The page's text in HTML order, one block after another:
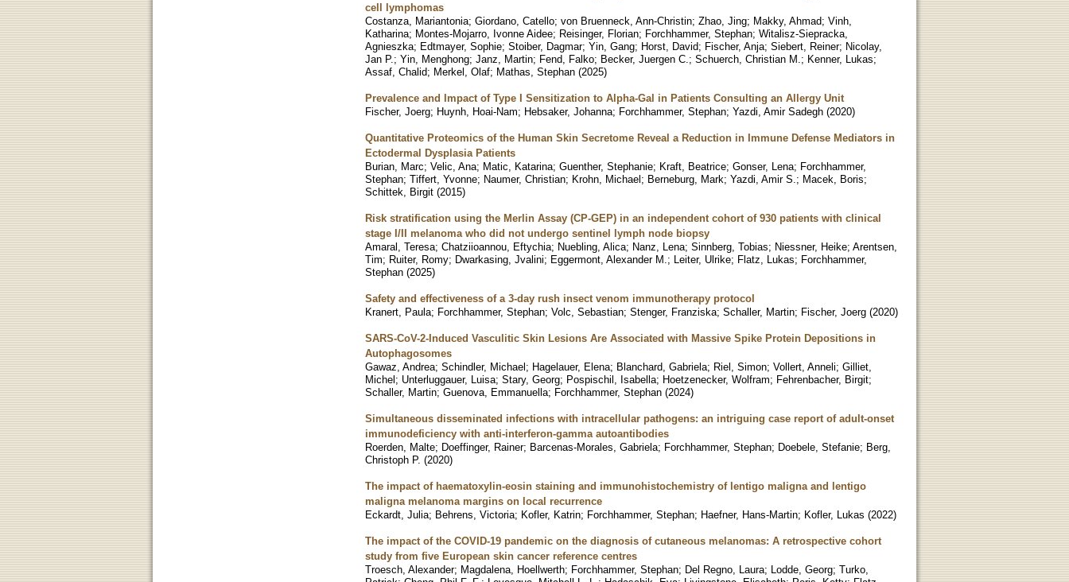
cell lymphomas
Costanza, Mariantonia; Giordano, Catello; von Bruenneck, Ann-Christin; Zhao, Jing; Makky, Ahmad; Vinh,
Katharina; Montes-Mojarro, Ivonne Aidee; Reisinger, Florian; Forchhammer, Stephan; Witalisz-Siepracka,
Agnieszka; Edtmayer, Sophie; Stoiber, Dagmar; Yin, Gang; Horst, David; Fischer, Anja; Siebert, Reiner; Nicolay,
Jan P. ; Yin, Menghong; Janz, Martin; Fend, Falko; Becker, Juergen C. ; Schuerch, Christian M. ; Kenner, Lukas;
Assaf, Chalid; Merkel, Olaf; Mathas, Stephan (2025)
Prevalence and Impact of Type I Sensitization to Alpha-Gal in Patients Consulting an Allergy Unit
Fischer, Joerg; Huynh, Hoai-Nam; Hebsaker, Johanna; Forchhammer, Stephan; Yazdi, Amir Sadegh (2020)
Quantitative Proteomics of the Human Skin Secretome Reveal a Reduction in Immune Defense Mediators in
Ectodermal Dysplasia Patients
Burian, Marc; Velic, Ana; Matic, Katarina; Guenther, Stephanie; Kraft, Beatrice; Gonser, Lena; Forchhammer,
Stephan; Tiffert, Yvonne; Naumer, Christian; Krohn, Michael; Berneburg, Mark; Yazdi, Amir S. ; Macek, Boris;
Schittek, Birgit (2015)
Risk stratification using the Merlin Assay (CP-GEP) in an independent cohort of 930 patients with clinical
stage I/II melanoma who did not undergo sentinel lymph node biopsy
Amaral, Teresa; Chatziioannou, Eftychia; Nuebling, Alica; Nanz, Lena; Sinnberg, Tobias; Niessner, Heike; Arentsen,
Tim; Ruiter, Romy; Dwarkasing, Jvalini; Eggermont, Alexander M. ; Leiter, Ulrike; Flatz, Lukas; Forchhammer,
Stephan (2025)
Safety and effectiveness of a 3-day rush insect venom immunotherapy protocol
Kranert, Paula; Forchhammer, Stephan; Volc, Sebastian; Stenger, Franziska; Schaller, Martin; Fischer, Joerg (2020)
SARS-CoV-2-Induced Vasculitic Skin Lesions Are Associated with Massive Spike Protein Depositions in
Autophagosomes
Gawaz, Andrea; Schindler, Michael; Hagelauer, Elena; Blanchard, Gabriela; Riel, Simon; Vollert, Anneli; Gilliet,
Michel; Unterluggauer, Luisa; Stary, Georg; Pospischil, Isabella; Hoetzenecker, Wolfram; Fehrenbacher, Birgit;
Schaller, Martin; Guenova, Emmanuella; Forchhammer, Stephan (2024)
Simultaneous disseminated infections with intracellular pathogens: an intriguing case report of adult-onset
immunodeficiency with anti-interferon-gamma autoantibodies
Roerden, Malte; Doeffinger, Rainer; Barcenas-Morales, Gabriela; Forchhammer, Stephan; Doebele, Stefanie; Berg,
Christoph P. (2020)
The impact of haematoxylin-eosin staining and immunohistochemistry of lentigo maligna and lentigo
maligna melanoma margins on local recurrence
Eckardt, Julia; Behrens, Victoria; Kofler, Katrin; Forchhammer, Stephan; Haefner, Hans-Martin; Kofler, Lukas (2022)
The impact of the COVID-19 pandemic on the diagnosis of cutaneous melanomas: A retrospective cohort
study from five European skin cancer reference centres
Troesch, Alexander; Magdalena, Hoellwerth; Forchhammer, Stephan; Del Regno, Laura; Lodde, Georg; Turko,